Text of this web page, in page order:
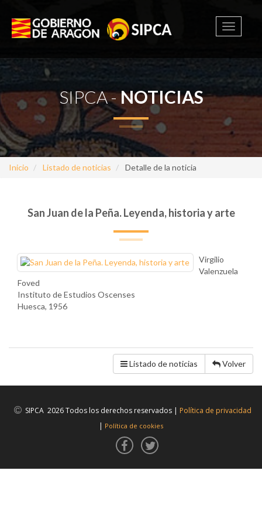
Toggle
SIPCA -NOTICIAS
Inicio Listado de noticias Detalle de la noticia
San Juan de la Peña. Leyenda, historia y arte
Virgilio
Valenzuela
Foved
Instituto de Estudios Oscenses
Huesca, 1956
Listado de noticias Volver
SIPCA 2026 Todos los derechos reservados | Política de privacidad
| Política de cookies